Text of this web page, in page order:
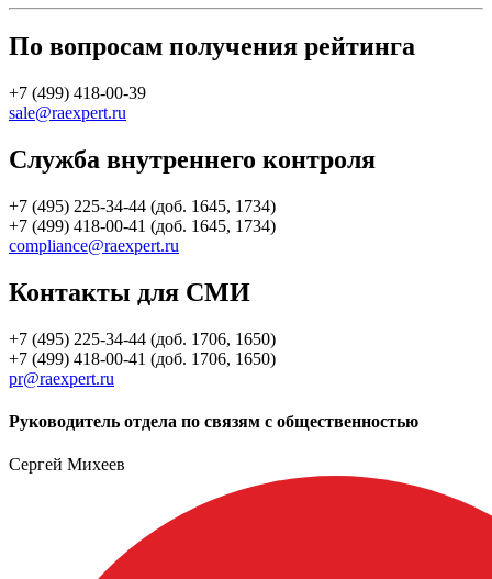
По вопросам получения рейтинга
+7 (499) 418-00-39
sale@raexpert.ru
Служба внутреннего контроля
+7 (495) 225-34-44 (доб. 1645, 1734)
+7 (499) 418-00-41 (доб. 1645, 1734)
compliance@raexpert.ru
Контакты для СМИ
+7 (495) 225-34-44 (доб. 1706, 1650)
+7 (499) 418-00-41 (доб. 1706, 1650)
pr@raexpert.ru
Руководитель отдела по связям с общественностью
Сергей Михеев